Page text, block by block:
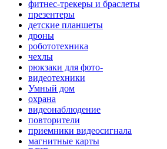
фитнес-трекеры и браслеты
презентеры
детские планшеты
дроны
робототехника
чехлы
рюкзаки для фото-
видеотехники
Умный дом
охрана
видеонаблюдение
повторители
приемники видеосигнала
магнитные карты